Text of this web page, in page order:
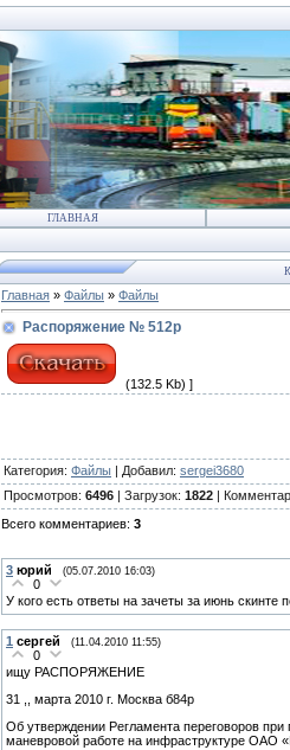
ГЛАВНАЯ
Главная » Файлы » Файлы
Распоряжение № 512р
(132.5 Kb) ]
Категория: Файлы | Добавил: sergei3680
Просмотров: 6496 | Загрузок: 1822 |
Всего комментариев: 3
3 юрий (05.07.2010 16:03)
0
У кого есть ответы на зачеты за июнь скинте
1 сергей (11.04.2010 11:55)
0
ищу РАСПОРЯЖЕНИЕ
31 ,, марта 2010 г. Москва б84р
Об утверждении Регламента переговоров при
маневровой работе на инфраструктуре ОАО